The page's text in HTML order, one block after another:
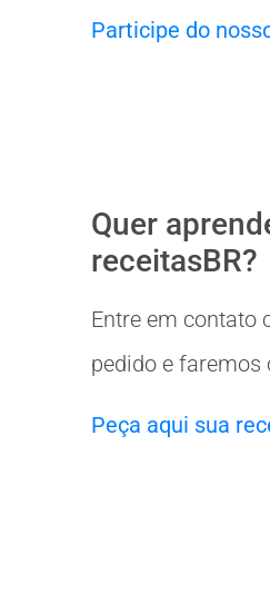
Participe do
Quer
receitasBR?
Entre em contato
pedido e faremos
Peça aqui sua